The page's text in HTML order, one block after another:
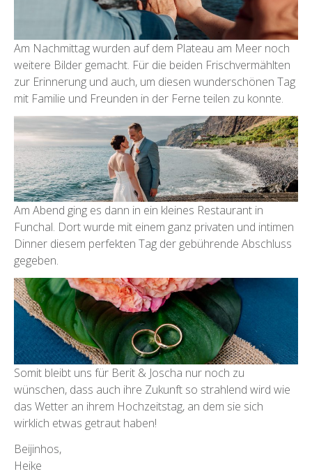
Am Nachmittag wurden auf dem Plateau am Meer noch
weitere Bilder gemacht. Für die beiden Frischvermählten
zur Erinnerung und auch, um diesen wunderschönen Tag
mit Familie und Freunden in der Ferne teilen zu konnte.
Am Abend ging es dann in ein kleines Restaurant in
Funchal. Dort wurde mit einem ganz privaten und intimen
Dinner diesem perfekten Tag der gebührende Abschluss
gegeben.
Somit bleibt uns für Berit & Joscha nur noch zu
wünschen, dass auch ihre Zukunft so strahlend wird wie
das Wetter an ihrem Hochzeitstag, an dem sie sich
wirklich etwas getraut haben!
Beijinhos,
Heike